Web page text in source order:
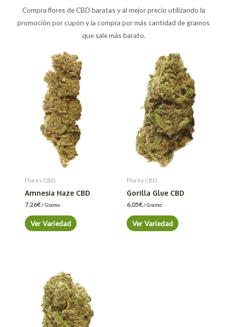
Compra flores de CBD baratas y al mejor precio utilizando la
promoción por cupón y la compra por más cantidad de gramos
que sale más barato.
Flores CBD
Amnesia Haze CBD
7.26€/ Gramo
Ver Variedad
Flores CBD
Gorilla Glue CBD
6.05€/ Gramo
Ver Variedad